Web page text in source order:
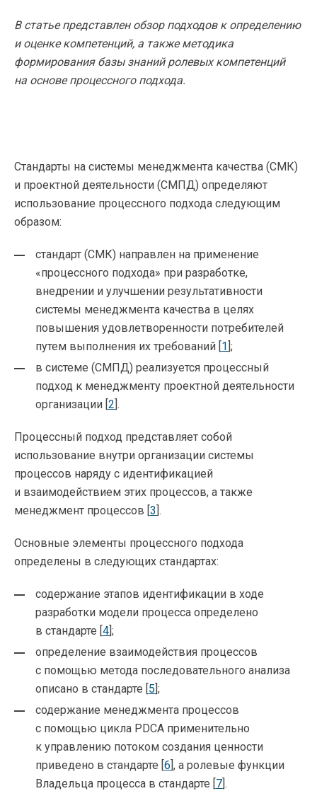
В статье представлен обзор подходов к определению
и оценке компетенций, а также методика
формирования базы знаний ролевых компетенций
на основе процессного подхода.
Стандарты на системы менеджмента качества (СМК)
и проектной деятельности (СМПД) определяют
использование процессного подхода следующим
образом:
стандарт (СМК) направлен на применение
«процессного подхода» при разработке,
внедрении и улучшении результативности
системы менеджмента качества в целях
повышения удовлетворенности потребителей
путем выполнения их требований [1];
в системе (СМПД) реализуется процессный
подход к менеджменту проектной деятельности
организации [2].
Процессный подход представляет собой
использование внутри организации системы
процессов наряду с идентификацией
и взаимодействием этих процессов, а также
менеджмент процессов [3].
Основные элементы процессного подхода
определены в следующих стандартах:
содержание этапов идентификации в ходе
разработки модели процесса определено
в стандарте [4];
определение взаимодействия процессов
с помощью метода последовательного анализа
описано в стандарте [5];
содержание менеджмента процессов
с помощью цикла PDCA применительно
к управлению потоком создания ценности
приведено в стандарте [6], а ролевые функции
Владельца процесса в стандарте [7].